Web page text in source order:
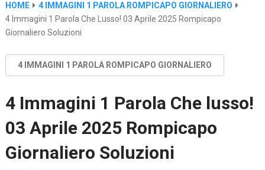
HOME
4 IMMAGINI 1 PAROLA ROMPICAPO GIORNALIERO
4 Immagini 1 Parola Che Lusso! 03 Aprile 2025 Rompicapo
Giornaliero Soluzioni
4 IMMAGINI 1 PAROLA ROMPICAPO GIORNALIERO
4 Immagini 1 Parola Che lusso!
03 Aprile 2025 Rompicapo
Giornaliero Soluzioni